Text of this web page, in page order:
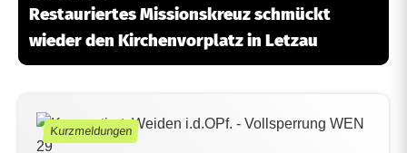
Restauriertes Missionskreuz schmückt
wieder den Kirchenvorplatz in Letzau
Kurzmeldungen